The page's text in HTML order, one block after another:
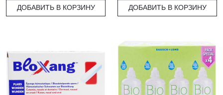
ДОБАВИТЬ В КОРЗИНУ ДОБАВИТЬ В КОРЗИНУ